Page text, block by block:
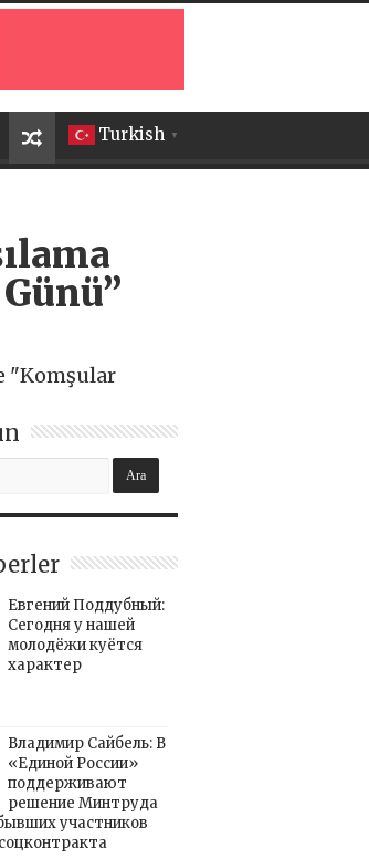
Turkish ▼
"Komşular
Евгений Поддубный:
Сегодня у нашей
молодёжи куётся
характер
Владимир Сайбель: В
«Единой России»
поддерживают
решение Минтруда
участников